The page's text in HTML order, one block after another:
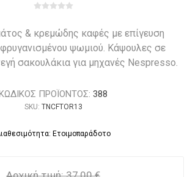
& κρεμώδης καφές με επίγευση
ψωμιού. Κάψουλες σε
σακουλάκια για μηχανές Nespresso.
ΠΡΟΪΟΝΤΟΣ: 388
SKU: TNCFTOR13
Ετοιμοπαράδοτο